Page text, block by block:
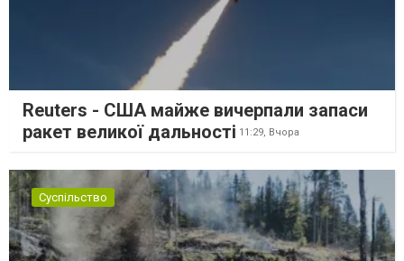
Reuters - США майже вичерпали запаси
ракет великої дальності 11:29, Вчора
Суспільство